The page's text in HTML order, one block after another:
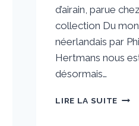
d’airain, parue
collection Du
néerlandais par
Hertmans nous
désormais…
LIRE LA SUITE